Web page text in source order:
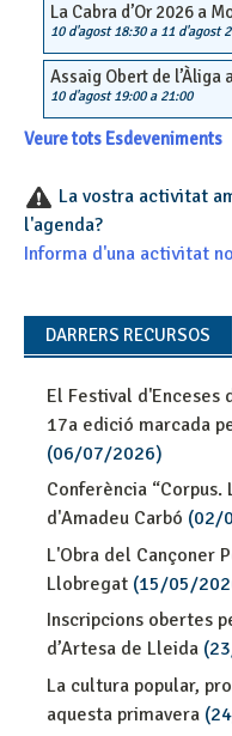
La Cabra d’Or 2026 a
10 d'agost 18:30a 11 d'agost
Assaig Obert de l’Àliga
10 d'agost 19:00a 21:00
Veure tots Esdeveniments
La vostra activitat
l'agenda?
Informa d'una activitat
DARRERS RECURSOS
El Festival
17a edició marcada
(06/07/2026)
Conferència
d'Amadeu Carbó (02/
L'Obra del Cançoner
Llobregat (15/05/
Inscripcions obertes
d’Artesa de Lleida
La cultura popular,
aquesta primavera